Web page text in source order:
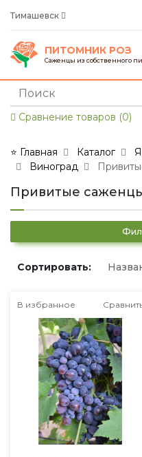
Тимашевск
ПИТОМНИК РОЗ
Саженцы из собственного
Сравнение товаров (0)
⭐ Главная Каталог
Виноград
Привитые
Сортировать:
В избранное